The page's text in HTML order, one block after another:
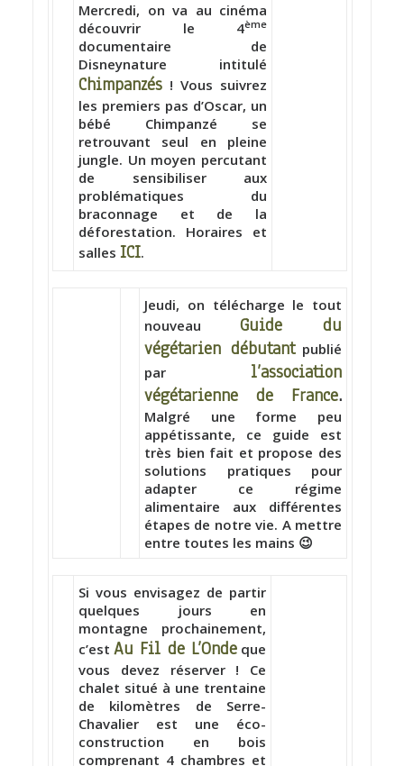
Mercredi, on va au cinéma
découvrir le 4ème
documentaire de
Disneynature intitulé
Chimpanzés ! Vous suivrez
les premiers pas d’Oscar, un
bébé Chimpanzé se
retrouvant seul en pleine
jungle. Un moyen percutant
de sensibiliser aux
problématiques du
braconnage et de la
déforestation. Horaires et
salles ICI.
Jeudi, on télécharge le tout
nouveau Guide du
végétarien débutantpublié
par l’association
végétarienne de France.
Malgré une forme peu
appétissante, ce guide est
très bien fait et propose des
solutions pratiques pour
adapter ce régime
alimentaire aux différentes
étapes de notre vie. A mettre
entre toutes les mains 😉
Si vous envisagez de partir
quelques jours en
montagne prochainement,
c’estAu Fil de L’Ondeque
vous devez réserver ! Ce
chalet situé à une trentaine
de kilomètres de Serre-
Chavalier est une éco-
construction en bois
comprenant 4 chambres et